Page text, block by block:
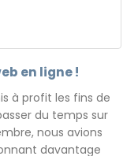
en ligne !
à profit les fins de
du temps sur
nous avions
davantage